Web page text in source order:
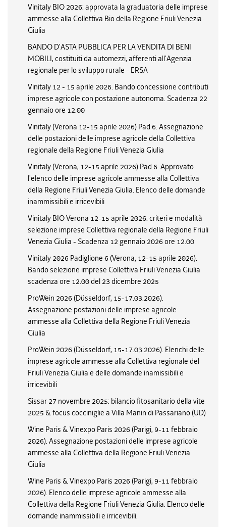
Vinitaly BIO 2026: approvata la graduatoria delle imprese
ammesse alla Collettiva Bio della Regione Friuli Venezia
Giulia
BANDO D’ASTA PUBBLICA PER LA VENDITA DI BENI
MOBILI, costituiti da automezzi, afferenti all’Agenzia
regionale per lo sviluppo rurale - ERSA
Vinitaly 12 - 15 aprile 2026. Bando concessione contributi
imprese agricole con postazione autonoma. Scadenza 22
gennaio ore 12.00
Vinitaly (Verona 12-15 aprile 2026) Pad 6. Assegnazione
delle postazioni delle imprese agricole della Collettiva
regionale della Regione Friuli Venezia Giulia
Vinitaly (Verona, 12-15 aprile 2026) Pad.6. Approvato
l'elenco delle imprese agricole ammesse alla Collettiva
della Regione Friuli Venezia Giulia. Elenco delle domande
inammissibili e irricevibili
Vinitaly BIO Verona 12-15 aprile 2026: criteri e modalità
selezione imprese Collettiva regionale della Regione Friuli
Venezia Giulia - Scadenza 12 gennaio 2026 ore 12.00
Vinitaly 2026 Padiglione 6 (Verona, 12-15 aprile 2026).
Bando selezione imprese Collettiva Friuli Venezia Giulia
scadenza ore 12.00 del 23 dicembre 2025
ProWein 2026 (Düsseldorf, 15-17.03.2026).
Assegnazione postazioni delle imprese agricole
ammesse alla Collettiva della Regione Friuli Venezia
Giulia
ProWein 2026 (Düsseldorf, 15-17.03.2026). Elenchi delle
imprese agricole ammesse alla Collettiva regionale del
Friuli Venezia Giulia e delle domande inamissibili e
irricevibili
Sissar 27 novembre 2025: bilancio fitosanitario della vite
2025 & focus cocciniglie a Villa Manin di Passariano (UD)
Wine Paris & Vinexpo Paris 2026 (Parigi, 9-11 febbraio
2026). Assegnazione postazioni delle imprese agricole
ammesse alla Collettiva della Regione Friuli Venezia
Giulia
Wine Paris & Vinexpo Paris 2026 (Parigi, 9-11 febbraio
2026). Elenco delle imprese agricole ammesse alla
Collettiva della Regione Friuli Venezia Giulia. Elenco delle
domande inammissibili e irricevibili.